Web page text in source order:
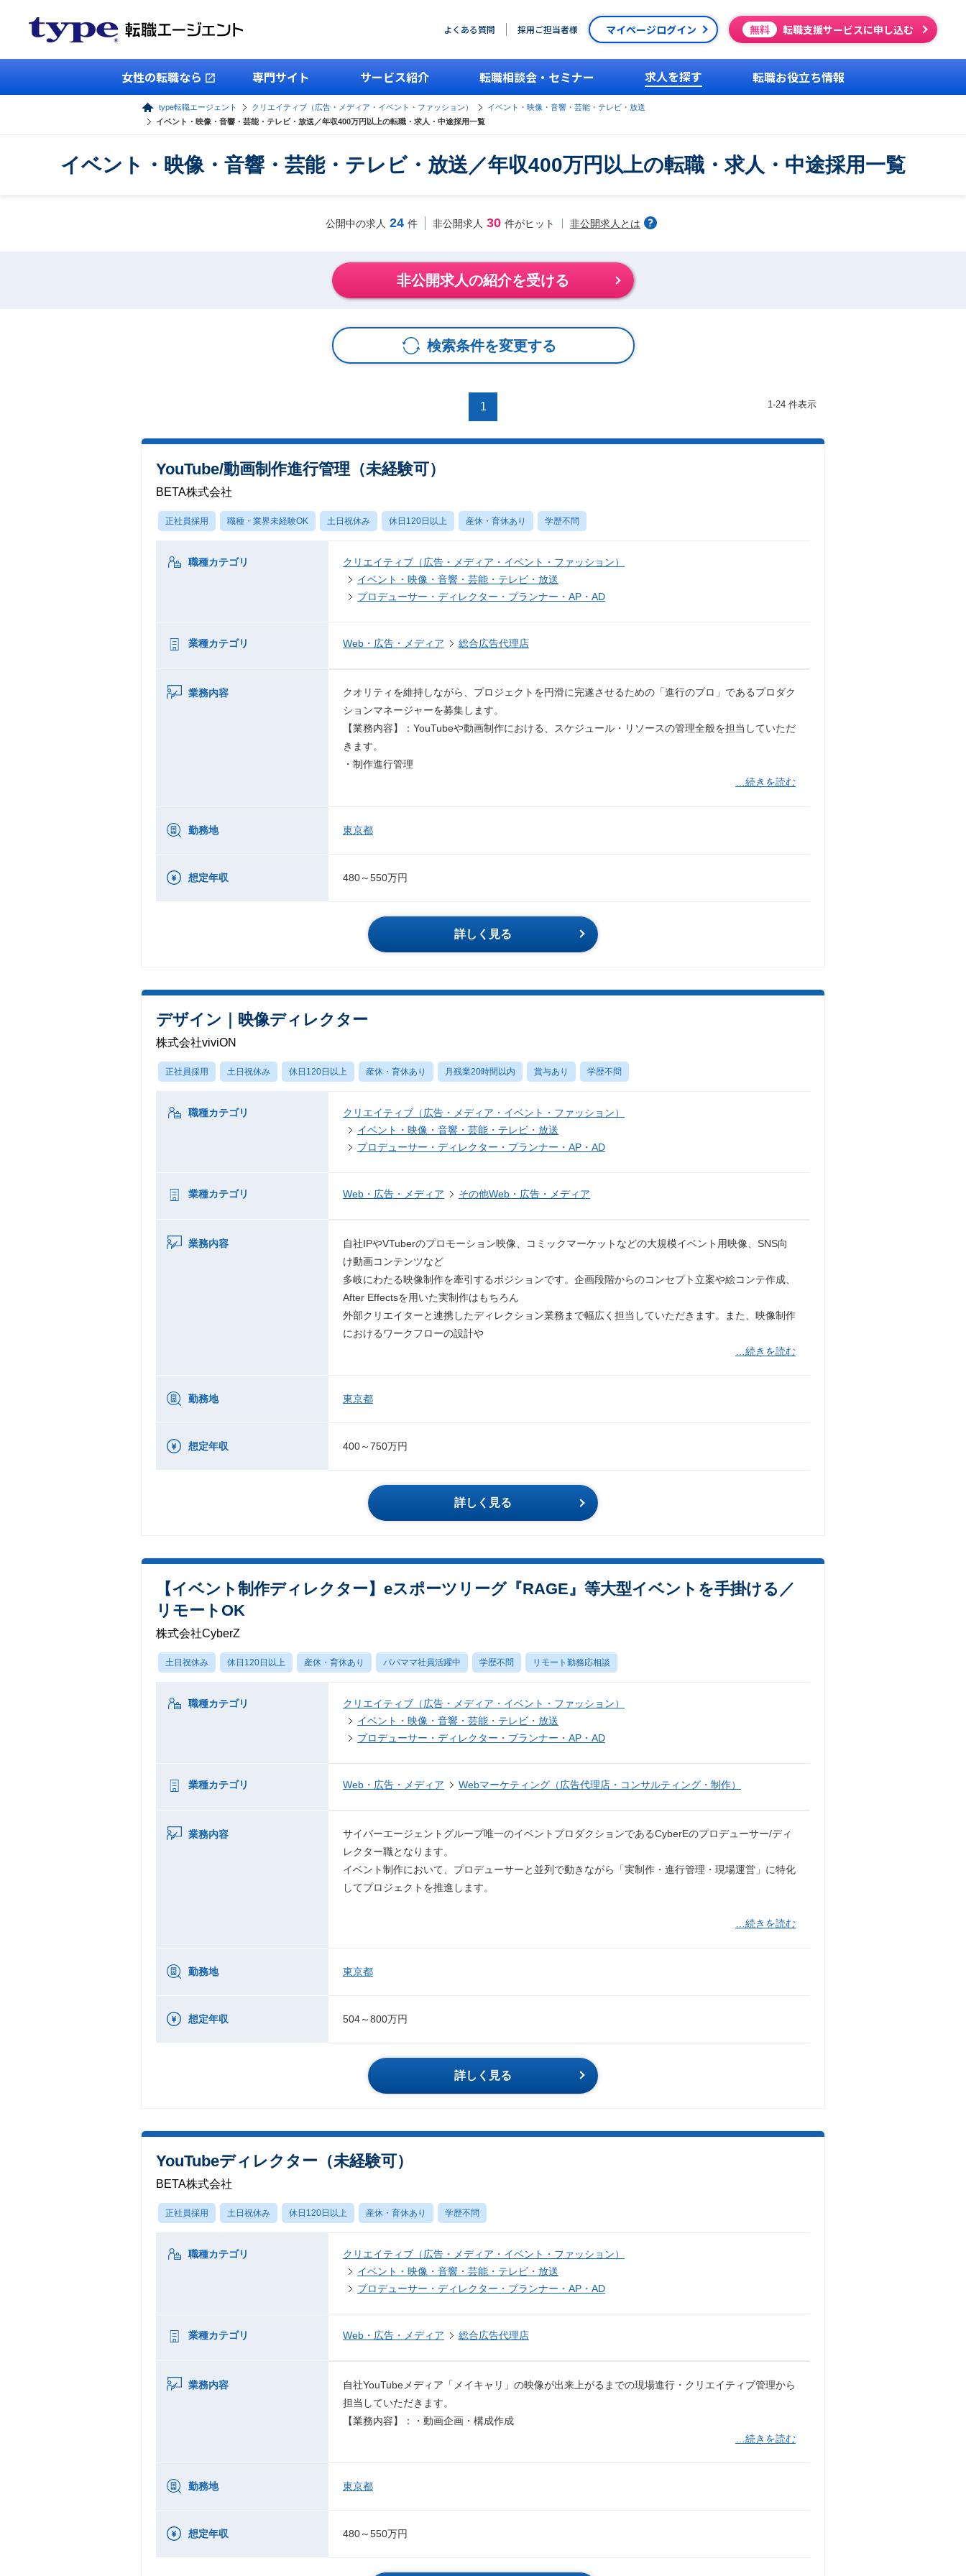
よくある質問 採用ご担当者様 マイページログイン 無料 転職支援サービスに申し込む
女性の転職なら 専門サイト サービス紹介 転職相談会・セミナー 求人を探す 転職お役立ち情報
type転職エージェント クリエイティブ（広告・メディア・イベント・ファッション）
イベント・映像・音響・芸能・テレビ・放送
イベント・映像・音響・芸能・テレビ・放送／年収400万円以上の転職・求人・中途採用一覧
イベント・映像・音響・芸能・テレビ・放送／年収400万円以上の転職・求人・中途採用一覧
公開中の求人 24 件 非公開求人 30 件がヒット 非公開求人とは
非公開求人の紹介を受ける
検索条件を変更する
1 1-24 件表示
YouTube/動画制作進行管理（未経験可）
BETA株式会社
正社員採用 職種・業界未経験OK 土日祝休み 休日120日以上 産休・育休あり 学歴不問
職種カテゴリ
クリエイティブ（広告・メディア・イベント・ファッション）
イベント・映像・音響・芸能・テレビ・放送
プロデューサー・ディレクター・プランナー・AP・AD
業種カテゴリ Web・広告・メディア 総合広告代理店
業務内容
クオリティを維持しながら、プロジェクトを円滑に完遂させるための「進行のプロ」であるプロダク
ションマネージャーを募集します。
【業務内容】：YouTubeや動画制作における、スケジュール・リソースの管理全般を担当していただ
きます。
・制作進行管理
…続きを読む
勤務地 東京都
想定年収 480～550万円
詳しく見る
デザイン｜映像ディレクター
株式会社viviON
正社員採用 土日祝休み 休日120日以上 産休・育休あり 月残業20時間以内 賞与あり 学歴不問
職種カテゴリ
クリエイティブ（広告・メディア・イベント・ファッション）
イベント・映像・音響・芸能・テレビ・放送
プロデューサー・ディレクター・プランナー・AP・AD
業種カテゴリ Web・広告・メディア その他Web・広告・メディア
業務内容
自社IPやVTuberのプロモーション映像、コミックマーケットなどの大規模イベント用映像、SNS向
け動画コンテンツなど
多岐にわたる映像制作を牽引するポジションです。企画段階からのコンセプト立案や絵コンテ作成、
After Effectsを用いた実制作はもちろん
外部クリエイターと連携したディレクション業務まで幅広く担当していただきます。また、映像制作
におけるワークフローの設計や
…続きを読む
勤務地 東京都
想定年収 400～750万円
詳しく見る
【イベント制作ディレクター】eスポーツリーグ『RAGE』等大型イベントを手掛ける／
リモートOK
株式会社CyberZ
土日祝休み 休日120日以上 産休・育休あり パパママ社員活躍中 学歴不問 リモート勤務応相談
職種カテゴリ
クリエイティブ（広告・メディア・イベント・ファッション）
イベント・映像・音響・芸能・テレビ・放送
プロデューサー・ディレクター・プランナー・AP・AD
業種カテゴリ Web・広告・メディア Webマーケティング（広告代理店・コンサルティング・制作）
業務内容
サイバーエージェントグループ唯一のイベントプロダクションであるCyberEのプロデューサー/ディ
レクター職となります。
イベント制作において、プロデューサーと並列で動きながら「実制作・進行管理・現場運営」に特化
してプロジェクトを推進します。
…続きを読む
勤務地 東京都
想定年収 504～800万円
詳しく見る
YouTubeディレクター（未経験可）
BETA株式会社
正社員採用 土日祝休み 休日120日以上 産休・育休あり 学歴不問
職種カテゴリ
クリエイティブ（広告・メディア・イベント・ファッション）
イベント・映像・音響・芸能・テレビ・放送
プロデューサー・ディレクター・プランナー・AP・AD
業種カテゴリ Web・広告・メディア 総合広告代理店
業務内容
自社YouTubeメディア「メイキャリ」の映像が出来上がるまでの現場進行・クリエイティブ管理から
担当していただきます。
【業務内容】：・動画企画・構成作成
…続きを読む
勤務地 東京都
想定年収 480～550万円